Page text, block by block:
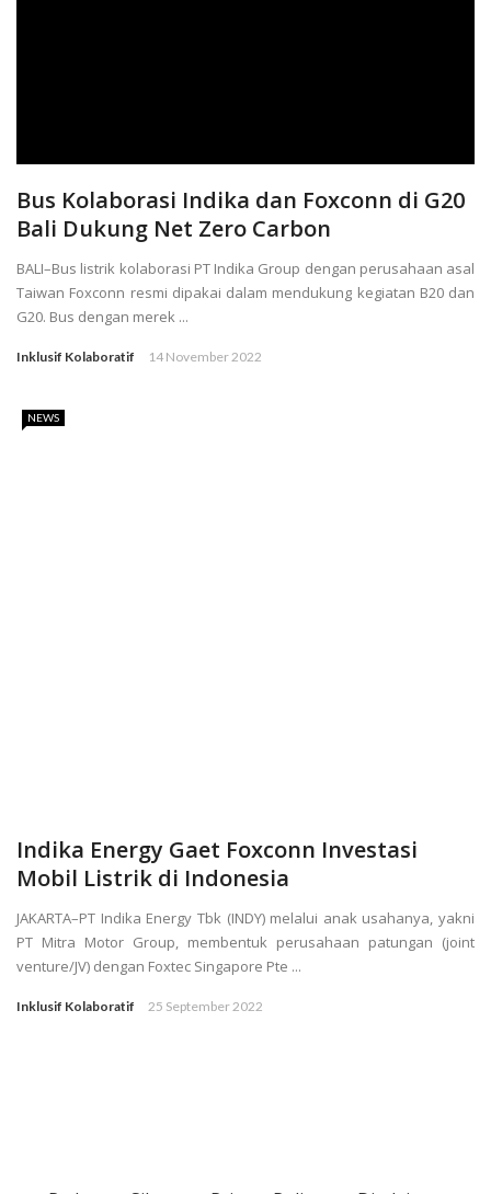
Bus Kolaborasi Indika dan Foxconn di G20
Bali Dukung Net Zero Carbon
BALI–Bus listrik kolaborasi PT Indika Group dengan perusahaan asal
Taiwan Foxconn resmi dipakai dalam mendukung kegiatan B20 dan
G20. Bus dengan merek ...
Inklusif Kolaboratif 14 November 2022
NEWS
Indika Energy Gaet Foxconn Investasi
Mobil Listrik di Indonesia
JAKARTA–PT Indika Energy Tbk (INDY) melalui anak usahanya, yakni
PT Mitra Motor Group, membentuk perusahaan patungan (joint
venture/JV) dengan Foxtec Singapore Pte ...
Inklusif Kolaboratif 25 September 2022